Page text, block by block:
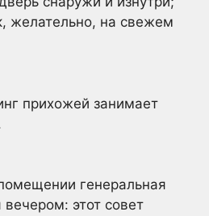
желательно, на свежем
прихожей занимает
генеральная
этот совет